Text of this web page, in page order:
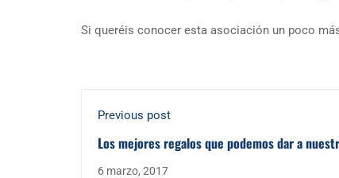
Si queréis conocer esta asociación un poco
Previous post
Los mejores regalos que podemos dar a
Valores
6 marzo, 2017